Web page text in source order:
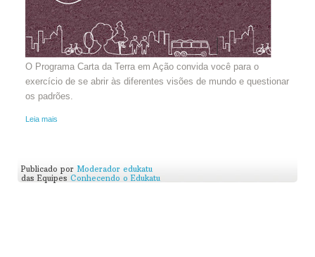
O Programa Carta da Terra em Ação convida você para o
exercício de se abrir às diferentes visões de mundo e questionar
os padrões.
Leia mais
Publicado por Moderador edukatu
das Equipes Conhecendo o Edukatu